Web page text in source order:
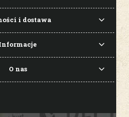
i dostawa
O nas